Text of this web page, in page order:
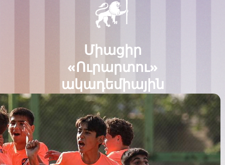
Միացիր
«Ուրարտու»
ակադեմիային